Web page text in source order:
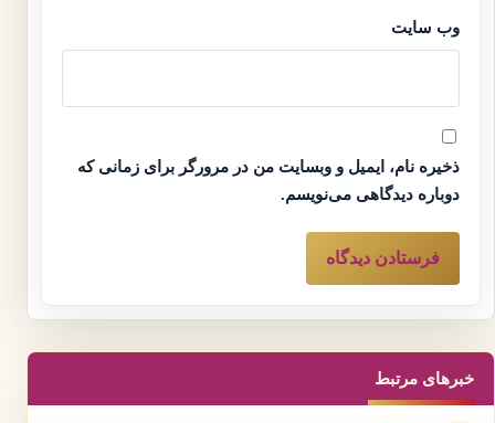
وب‌ سایت
ذخیره نام، ایمیل و وبسایت من در مرورگر برای زمانی که
دوباره دیدگاهی می‌نویسم.
خبرهای مرتبط